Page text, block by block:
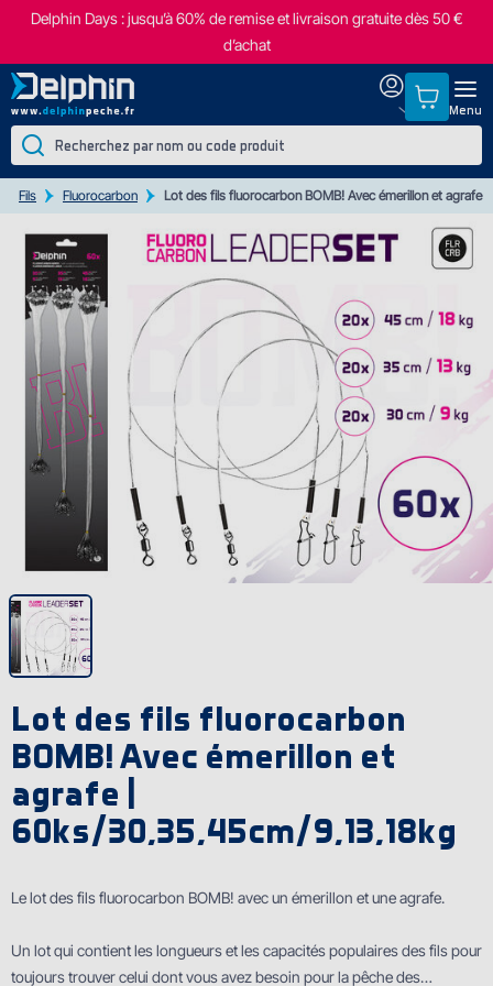
Delphin Days : jusqu’à 60% de remise et livraison gratuite dès 50 €
d’achat
Menu
Fils Fluorocarbon Lot des fils fluorocarbon BOMB! Avec émerillon et agrafe
Lot des fils fluorocarbon
BOMB! Avec émerillon et
agrafe |
60ks/30,35,45cm/9,13,18kg
Le lot des fils fluorocarbon BOMB! avec un émerillon et une agrafe.
Un lot qui contient les longueurs et les capacités populaires des fils pour
toujours trouver celui dont vous avez besoin pour la pêche des